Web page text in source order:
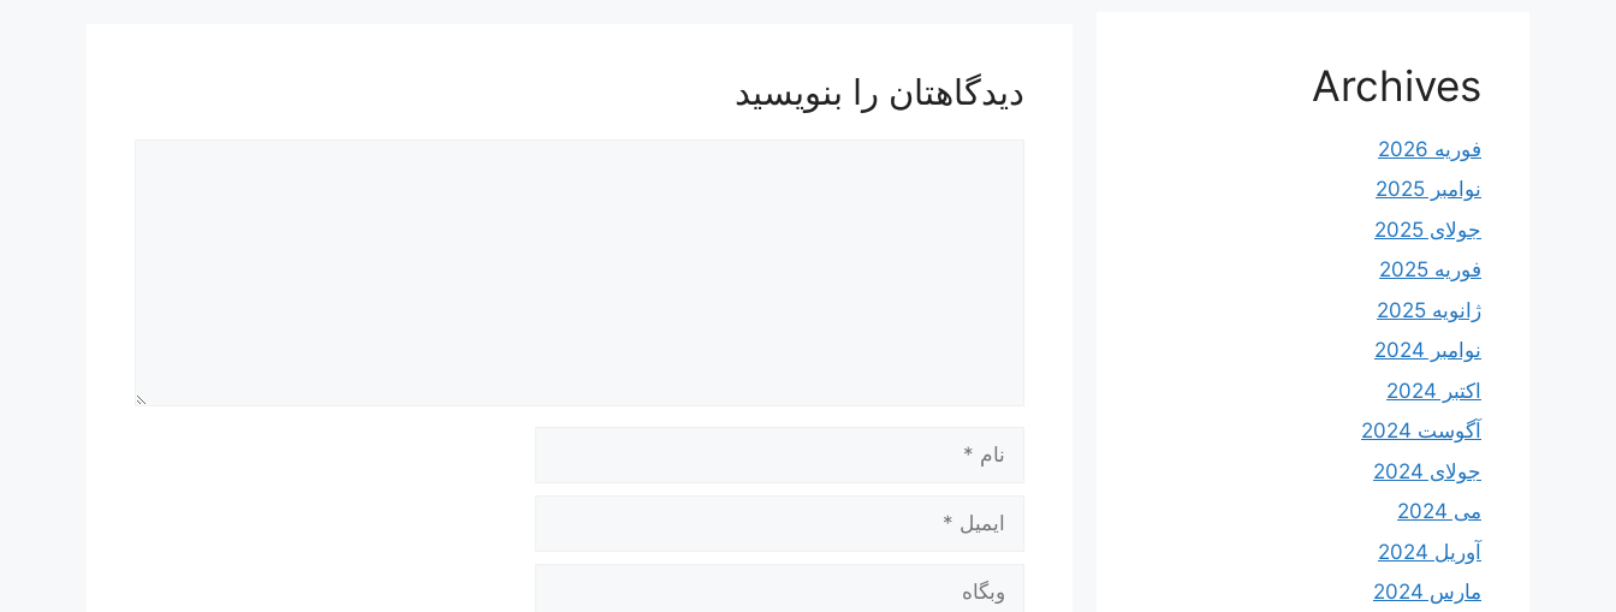
دیدگاهتان را بنویسید
وبگاه
Archives
فوریه 2026
نوامبر 2025
جولای 2025
فوریه 2025
ژانویه 2025
نوامبر 2024
اکتبر 2024
آگوست 2024
جولای 2024
می 2024
آوریل 2024
مارس 2024